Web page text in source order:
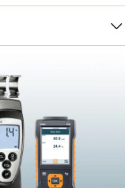
。 一旦超出限值，則
將為您完成結果讀取。
量參數結合在一起，因
料濕度測量。 彰顯
空調系統與評估室內
頭可供選擇，讓這成
Testo亦可為您量身打